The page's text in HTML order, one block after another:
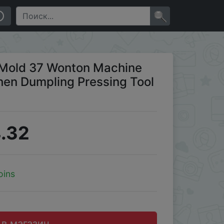
and Easy To Use
37 Wonton Machine
Dumpling Pressing Tool